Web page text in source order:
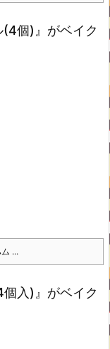
個)』がベイク
...
入)』がベイク